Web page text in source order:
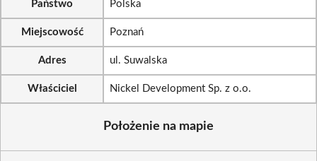
Państwo Polska
Miejscowość Poznań
Adres ul. Suwalska
Właściciel Nickel Development Sp. z o.o.
Położenie na mapie